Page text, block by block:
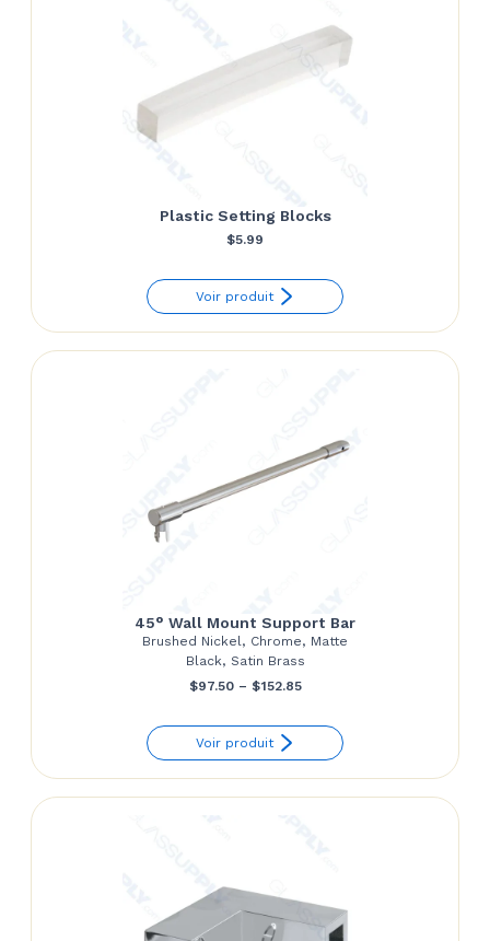
Plastic Setting Blocks
$5.99
Voir produit
45° Wall Mount Support Bar
Brushed Nickel, Chrome, Matte
Black, Satin Brass
$97.50 – $152.85Price
$97.50
through
Voir produit